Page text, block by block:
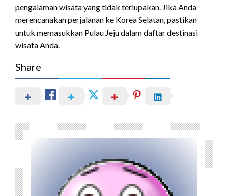
pengalaman wisata yang tidak terlupakan. Jika Anda
merencanakan perjalanan ke Korea Selatan, pastikan
untuk memasukkan Pulau Jeju dalam daftar destinasi
wisata Anda.
Share